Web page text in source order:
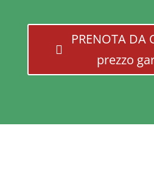
PRENOTA
prezzo